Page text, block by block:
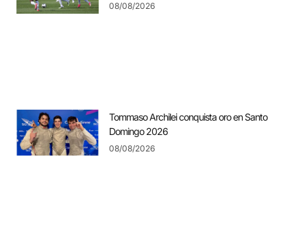
08/08/2026
Tommaso Archilei conquista oro en Santo
Domingo 2026
08/08/2026